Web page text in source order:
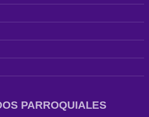
PARROQUIALES